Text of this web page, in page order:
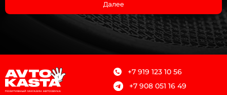
Далее
+7 919 123 10 56
+7 908 051 16 49